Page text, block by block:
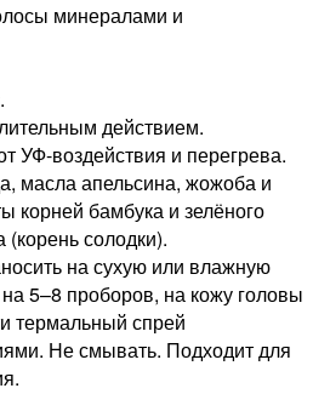
минералами и
действием.
УФ-воздействия и перегрева.
масла апельсина, жожоба и
корней бамбука и зелёного
(корень солодки).
на сухую или влажную
5–8 проборов, на кожу головы
термальный спрей
Не смывать. Подходит для